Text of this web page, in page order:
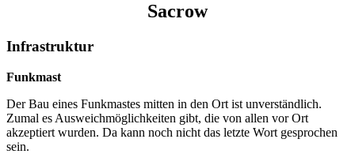
Sacrow
Infrastruktur
Funkmast
Der Bau eines Funkmastes mitten in den Ort ist unverständlich.
Zumal es Ausweichmöglichkeiten gibt, die von allen vor Ort
akzeptiert wurden. Da kann noch nicht das letzte Wort gesprochen
sein.